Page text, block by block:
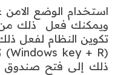
استخدام الوضع
ويمكنك فعل ذلك من
تكوين النظاملفعل
ذلك إلى فتح صندوق